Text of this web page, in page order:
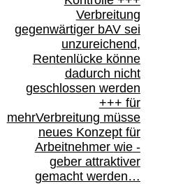
Verbreitung
gegenwärtiger bAVsei
unzureichend,
Rentenlücke könne
dadurch nicht
geschlossen werden
+++ für
mehrVerbreitung müsse
neues Konzept für
Arbeitnehmer wie-
geber attraktiver
gemacht werden…